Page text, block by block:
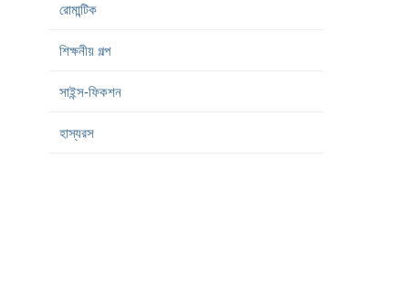
রোমান্টিক
শিক্ষনীয় গল্প
সাইন্স-ফিকশন
হাস্যরস